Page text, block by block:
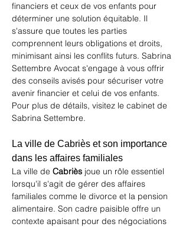
financiers et ceux de vos enfants pour
déterminer une solution équitable. Il
s'assure que toutes les parties
comprennent leurs obligations et droits,
minimisant ainsi les conflits futurs. Sabrina
Settembre Avocat s'engage à vous offrir
des conseils avisés pour sécuriser votre
avenir financier et celui de vos enfants.
Pour plus de détails, visitez le cabinet de
Sabrina Settembre.
La ville de Cabriès et son importance
dans les affaires familiales
La ville de Cabriès joue un rôle essentiel
lorsqu'il s'agit de gérer des affaires
familiales comme le divorce et la pension
alimentaire. Son cadre paisible offre un
contexte apaisant pour des négociations